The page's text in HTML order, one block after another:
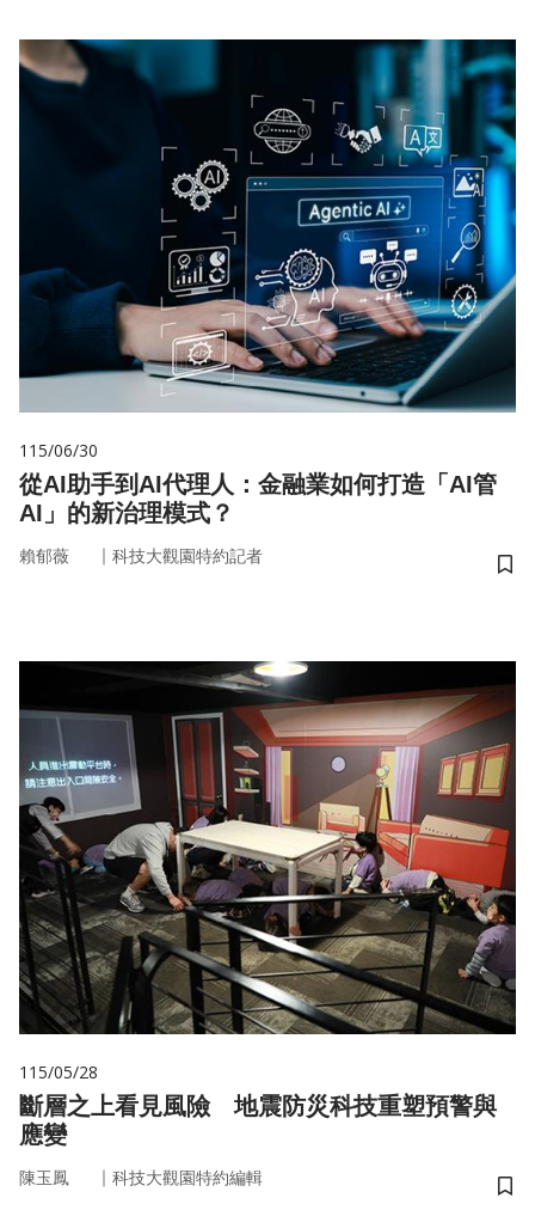
115/06/30
從AI助手到AI代理人：金融業如何打造「AI管
AI」的新治理模式？
賴郁薇 ｜ 科技大觀園特約記者
儲
115/05/28
斷層之上看見風險 地震防災科技重塑預警與
應變
陳玉鳳 ｜ 科技大觀園特約編輯
儲